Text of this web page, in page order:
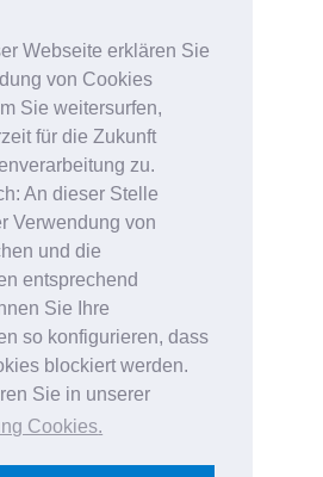
Webseite erklären Sie
von Cookies
Sie weitersurfen,
für die Zukunft
zu.
An dieser Stelle
Verwendung von
und die
entsprechend
Sie Ihre
so konfigurieren, dass
blockiert werden.
Sie in unserer
Cookies.